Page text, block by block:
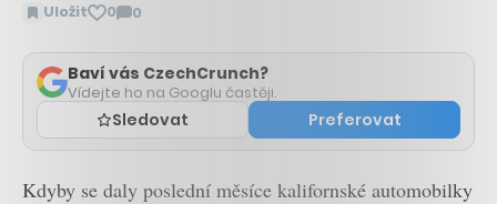
Uložit 0 0
Zobrazit
Baví vás CzechCrunch?
Vídejte ho na Googlu častěji.
Sledovat Preferovat
Kdyby se daly poslední měsíce kalifornské automobilky